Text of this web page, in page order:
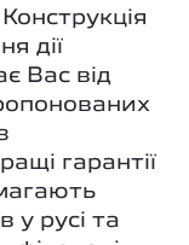
дії
Вас від
гарантії
у русі та